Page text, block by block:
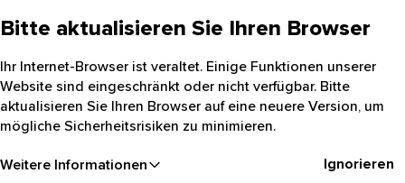
Bitte aktualisieren Sie Ihren Browser
Ihr Internet-Browser ist veraltet. Einige Funktionen unserer
Website sind eingeschränkt oder nicht verfügbar. Bitte
aktualisieren Sie Ihren Browser auf eine neuere Version, um
mögliche Sicherheitsrisiken zu minimieren.
Weitere Informationen Ignorieren